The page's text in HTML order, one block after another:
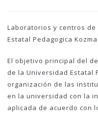
Laboratorios y centros
Estatal Pedagogica
El objetivo principal del
de la Universidad Estatal
organización de las
en la universidad con la
aplicada de acuerdo con